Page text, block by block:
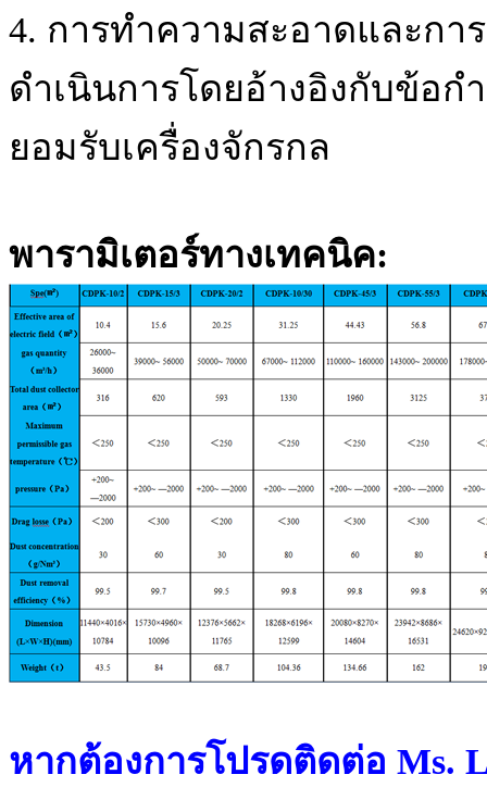
4. การทำความสะอาดและกา
ดำเนินการโดยอ้างอิงกับข้อ
ยอมรับเครื่องจักรกล
พารามิเตอร์ทางเทคนิค:
หากต้องการโปรดติดต่อ Ms.